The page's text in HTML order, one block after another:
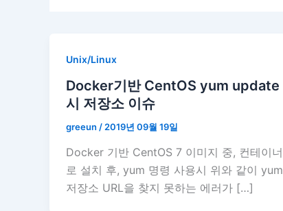
Unix/Linux
Docker기반 CentOS yum update
시 저장소 이슈
greeun / 2019년 09월 19일
Docker 기반 CentOS 7 이미지 중, 컨테이너
로 설치 후, yum 명령 사용시 위와 같이 yum
저장소 URL을 찾지 못하는 에러가 […]